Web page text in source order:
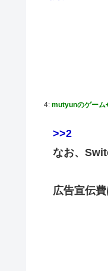
4: mutyunのゲーム
>>2
なお、
広告宣伝